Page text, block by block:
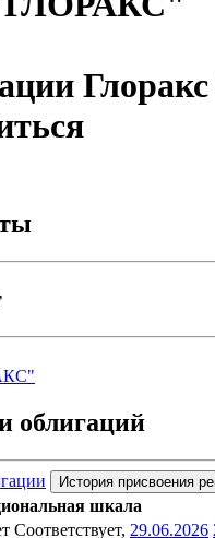
Глоракс
облигаций
История присвоения
шкала
Соответствует, 29.06.2026